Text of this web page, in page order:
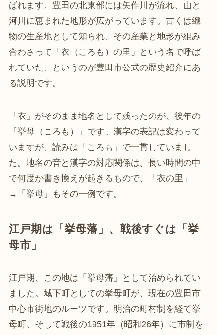
ばれます。豊田の北東部には矢作川が流れ、山と
河川に恵まれた地形が広がっています。古くは織
物の生産地として知られ、その産業と地形が組み
合わさって「衣（ころも）の里」という名で呼ば
れていた、というのが豊田市公式の歴史紹介にあ
る説明です。
「衣」がそのまま地名として残ったのが、後年の
「挙母（ころも）」です。漢字の表記は変わって
いますが、読みは「ころも」で一貫していまし
た。地名の音と漢字の対応関係は、長い時間の中
で何度か書き換えが起きるもので、「衣の里」
→「挙母」もその一例です。
江戸期は「挙母藩」、戦後すぐは「挙
母市」
江戸期、この地は「挙母藩」として治められてい
ました。城下町としての挙母町が、現在の豊田市
中心市街地のルーツです。明治の町村制を経て挙
母町、そして戦後の1951年（昭和26年）に市制を